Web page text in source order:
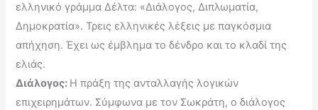
ελληνικό γράμμα Δέλτα: «Διάλογος, Διπλωματία,
Δημοκρατία». Τρεις ελληνικές λέξεις με παγκόσμια
απήχηση. Έχει ως έμβλημα το δένδρο και το κλαδί της
ελιάς.
Διάλογος: Η πράξη της ανταλλαγής λογικών
επιχειρημάτων. Σύμφωνα με τον Σωκράτη, ο διάλογος